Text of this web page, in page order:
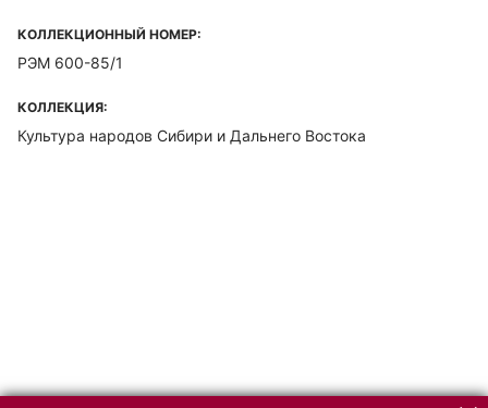
КОЛЛЕКЦИОННЫЙ НОМЕР:
РЭМ 600-85/1
КОЛЛЕКЦИЯ:
Культура народов Сибири и Дальнего Востока